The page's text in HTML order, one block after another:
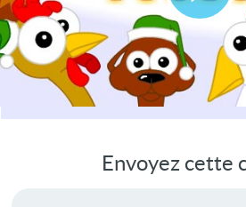
la
Envoyez cette